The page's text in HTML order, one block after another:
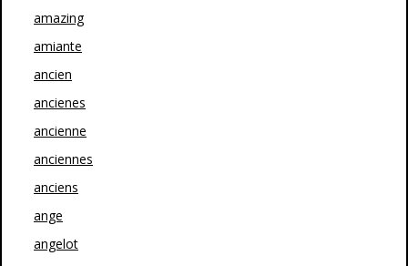
amazing
amiante
ancien
ancienes
ancienne
anciennes
anciens
ange
angelot